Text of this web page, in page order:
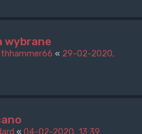
wybrane
« 29-02-2020,
« 04-02-2020, 13:39